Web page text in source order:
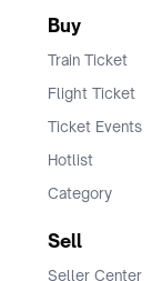
Buy
Train Ticket
Flight Ticket
Ticket Events
Hotlist
Category
Sell
Seller Center